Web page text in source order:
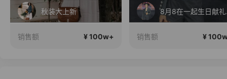
秋装大上新
销售额 ¥ 100w+
8
销售额 ¥